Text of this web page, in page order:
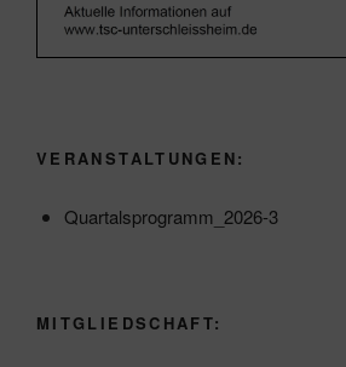
VERANSTALTUNGEN:
Quartalsprogramm_2026-3
MITGLIEDSCHAFT: